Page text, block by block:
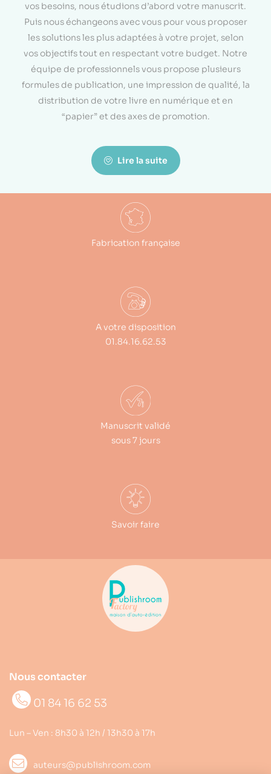
vos besoins, nous étudions d’abord votre manuscrit.
Puis nous échangeons avec vous pour vous proposer
les solutions les plus adaptées à votre projet, selon
vos objectifs tout en respectant votre budget. Notre
équipe de professionnels vous propose plusieurs
formules de publication, une impression de qualité, la
distribution de votre livre en numérique et en
“papier” et des axes de promotion.
Lire la suite
Fabrication française
A votre disposition
01.84.16.62.53
Manuscrit validé
sous 7 jours
Savoir faire
Nous contacter
01 84 16 62 53
Lun – Ven : 8h30 à 12h / 13h30 à 17h
auteurs@publishroom.com